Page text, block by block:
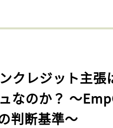
クレジット主張
なのか？ 〜
判断基準〜